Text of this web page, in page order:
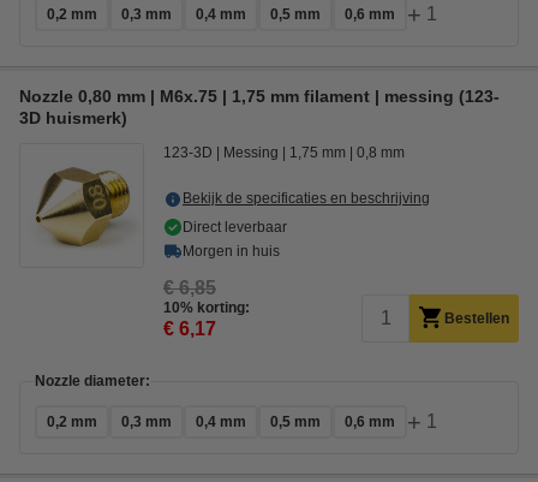
0,2 mm 0,3 mm 0,4 mm 0,5 mm 0,6 mm + 1
Nozzle 0,80 mm | M6x.75 | 1,75 mm filament | messing (123-
3D huismerk)
123-3D Messing 1,75 mm 0,8 mm
Bekijk de specificaties en beschrijving
Direct leverbaar
Morgen in huis
€ 6,85
10% korting:
€ 6,17 Bestellen
Nozzle diameter:
0,2 mm 0,3 mm 0,4 mm 0,5 mm 0,6 mm + 1